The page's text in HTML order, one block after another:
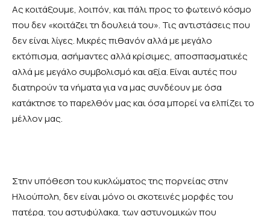
Ας κοιτάξουμε, λοιπόν, και πάλι προς το φωτεινό κόσμο
που δεν «κοιτάζει τη δουλειά του». Τις αντιστάσεις που
δεν είναι λίγες. Μικρές πιθανόν αλλά με μεγάλο
εκτόπισμα, ασήμαντες αλλά κρίσιμες, αποσπασματικές
αλλά με μεγάλο συμβολισμό και αξία. Είναι αυτές που
διατηρούν τα νήματα για να μας συνδέουν με όσα
κατάκτησε το παρελθόν μας και όσα μπορεί να ελπίζει το
μέλλον μας.
Στην υπόθεση του κυκλώματος της πορνείας στην
Ηλιούπολη, δεν είναι μόνο οι σκοτεινές μορφές του
πατέρα, του αστυφύλακα, των αστυνομικών που